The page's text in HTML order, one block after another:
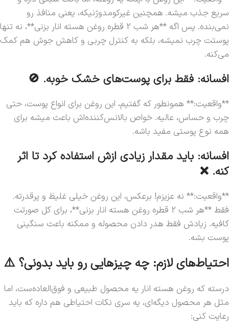
سریع جذب میشه. همچنین غیرکومدوژنیکه، یعنی منافذ رو
نمی‌بنده. پس اگه **هر شب 2 قطره روغن هسته انار بزنی**، نه تنها
پوستت چرب نمیشه، بلکه به کنترل چربی و کاهش جوش هم کمک
می‌کنه.
افسانه: فقط برای پوست‌های خشک خوبه. 🚫
**واقعیت:** همونطور که گفتیم، این روغن برای انواع پوست، حتی
چرب و حساس، عالیه. خواص بالانس‌کننده‌اش باعث میشه برای
همه نوع پوستی مفید باشه.
افسانه: باید مقدار زیادی ازش استفاده کرد تا اثر
کنه. ❌
**واقعیت:** نه عزیزم! برعکس، این روغن خیلی غلیظ و پرقدرته.
فقط **هر شب 2 قطره روغن هسته انار بزنی**، برای کل صورتت
کافیه. زیادش فقط هدر دادن محصوله و ممکنه باعث سنگینی
پوست بشه.
احتیاط‌های لازم: چه چیزهایی رو باید بدونی؟ ⚠️
درسته که روغن هسته انار یه محصول طبیعی و فوق‌العاده‌ست، اما
مثل هر محصول دیگه‌ای، یه سری نکات احتیاطی هم داره که باید
رعایت کنی: